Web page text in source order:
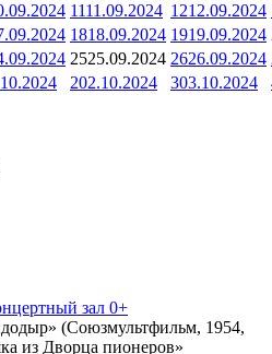
1111.09.2024 1212.09.2024
1818.09.2024 1919.09.2024
2525.09.2024 2626.09.2024
202.10.2024 303.10.2024
зал 0+
(Союзмультфильм, 1954,
из Дворца пионеров»